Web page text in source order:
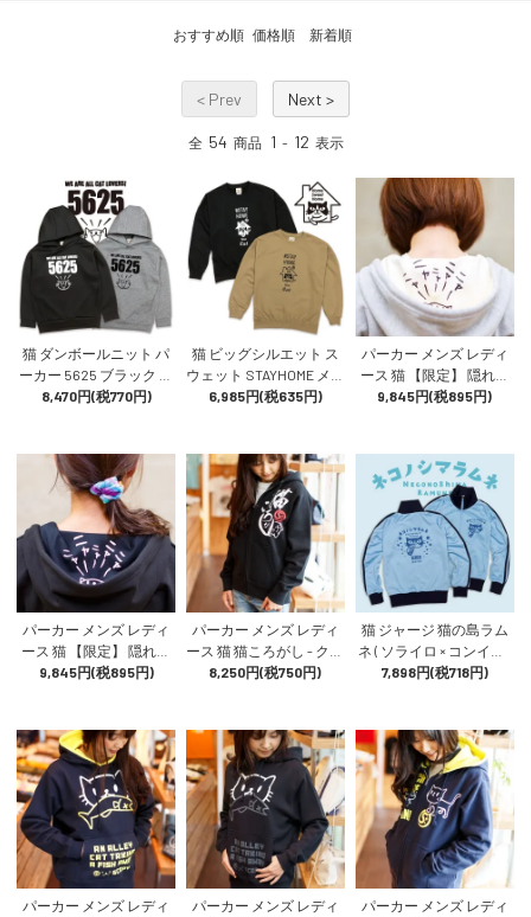
おすすめ順 価格順 新着順
< Prev Next >
全 54 商品 1 - 12 表示
猫 ダンボールニット パ
ーカー 5625 ブラック グ
レー メンズ レディース
ピー
8,470円(税770円)
猫 ビッグシルエット ス
ウェット STAYHOME メン
ズ レディース トレーナ
6,985円(税635円)
パーカー メンズ レディ
ース 猫 【限定】 隠れネ
コ - グレー ネコ ねこ 猫
9,845円(税895円)
パーカー メンズ レディ
ース 猫 【限定】 隠れネ
コ - ブラック ネコ ねこ
9,845円(税895円)
パーカー メンズ レディ
ース 猫 猫ころがし - クロ
ネコ ねこ 猫柄 雑貨 SCO
8,250円(税750円)
猫 ジャージ 猫の島ラム
ネ ( ソライロ × コンイロ )
メンズ レディース スポ
スコーピー
7,898円(税718円)
パーカー メンズ レディ
パーカー メンズ レディ
パーカー メンズ レディ